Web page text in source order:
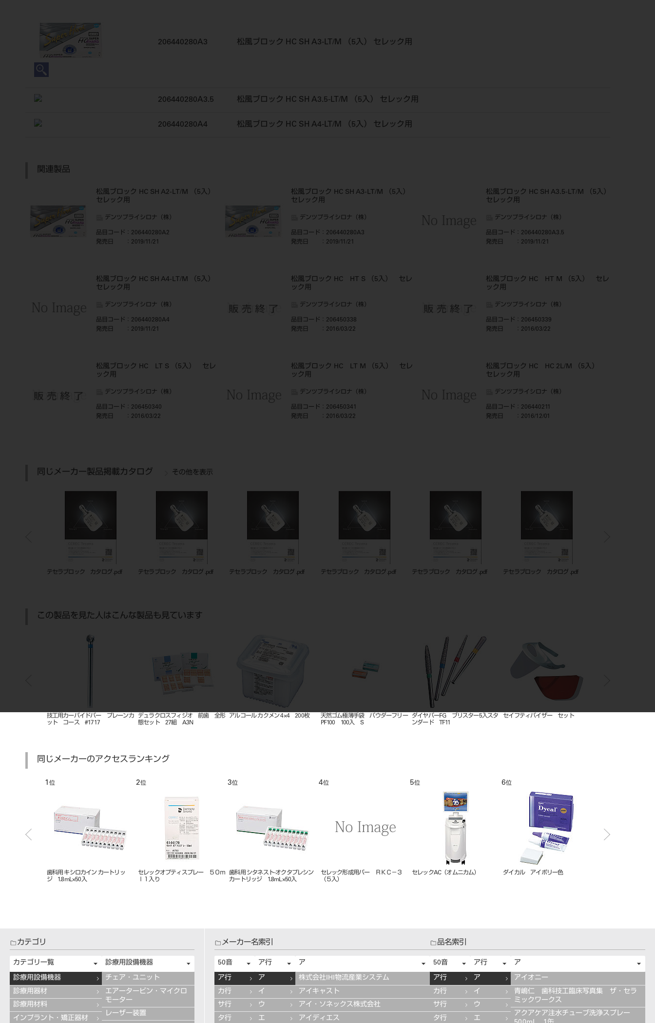
206440280A3 松風ブロック HC SH A3-LT/M （5入） セレック用
206440280A3.5 松風ブロック HC SH A3.5-LT/M （5入） セレック用
206440280A4 松風ブロック HC SH A4-LT/M （5入） セレック用
関連製品
松風ブロック HC SH A2-LT/M （5入）
セレック用
デンツプライシロナ（株）
品目コード ：206440280A2
発売日
：2019/11/21
松風ブロック HC SH A3-LT/M （5入）
セレック用
デンツプライシロナ（株）
品目コード ：206440280A3
発売日
：2019/11/21
松風ブロック HC SH A3.5-LT/M （5入）
セレック用
デンツプライシロナ（株）
品目コード ：206440280A3.5
発売日
：2019/11/21
松風ブロック HC SH A4-LT/M （5入）
セレック用
デンツプライシロナ（株）
品目コード ：206440280A4
発売日
：2019/11/21
松風ブロック HC HT S （5入） セレ
ック用
デンツプライシロナ（株）
品目コード ：206450338
発売日
：2016/03/22
松風ブロック HC HT M （5入） セレ
ック用
デンツプライシロナ（株）
品目コード ：206450339
発売日
：2016/03/22
松風ブロック HC LT S （5入） セレ
ック用
デンツプライシロナ（株）
品目コード ：206450340
発売日
：2016/03/22
松風ブロック HC LT M （5入） セレ
ック用
デンツプライシロナ（株）
品目コード ：206450341
発売日
：2016/03/22
松風ブロック HC HC 2L/M （5入）
セレック用
デンツプライシロナ（株）
品目コード ：206440211
発売日
：2016/12/01
同じメーカー製品掲載カタログ その他を表示
テセラブロック カタログ .pdf テセラブロック カタログ .pdf テセラブロック カタログ .pdf テセラブロック カタログ .pdf
206440088GCセラスマートプライ
テセラブロック カタログ .pdf
この製品を見た人はこんな製品も見ています
バー クロスカット コース ＃
1507
ＣＲインレーセメント 練和紙 ６
０枚綴 ＃９２０
ホリコダイヤモンドポイントFG
ベンダブラシ マイクロ エクスト
ラファイン（100本入） 緑
技工用カーバイドバー プレーンカ
ット コース #1717
デュラクロスフィジオ 前歯 全形
同じメーカーのアクセスランキング
7 位
ビタ アクセントプラス エフェク
ト ステインペースト ４ｇ ＥＳ
8位
ビタ アクセントプラス エフェク
ト ステインペースト ４ｇ ＥＳ
9位
セレックMC（ソフト付）
10位
ビタ アクセントプラス エフェク
ト ステインペースト ４ｇ ＥＳ
11位
Ｍｅｒｚ アートブロックテンプ
12位
ビタ アクセントプラス エフェク
カテゴリ
カテゴリ一覧
診療用設備機器
診療用器材
診療用材料
インプラント・矯正器材
診療用設備機器
チェア・ユニット
エアータービン・マイクロ
モーター
レーザー装置
メーカー名索引
50音
ア行
カ行
サ行
タ行
ア行
ア
イ
ウ
エ
ア
株式会社IHI物流産業システム
アイキャスト
アイ・ソネックス株式会社
アイディエス
品名索引
50音
ア行
カ行
サ行
タ行
ア行
ア
イ
ウ
エ
ア
アイオニー
青嶋仁 歯科技工臨床写真集 ザ・セラ
ミックワークス
アクアケア注水チューブ洗浄スプレー